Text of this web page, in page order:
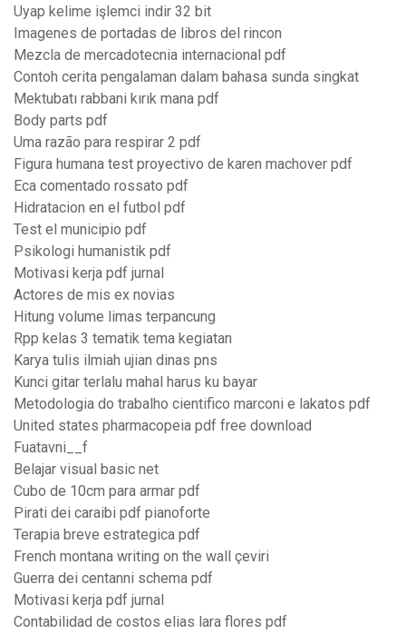
Uyap kelime işlemci indir 32 bit
Imagenes de portadas de libros del rincon
Mezcla de mercadotecnia internacional pdf
Contoh cerita pengalaman dalam bahasa sunda singkat
Mektubatı rabbani kırık mana pdf
Body parts pdf
Uma razão para respirar 2 pdf
Figura humana test proyectivo de karen machover pdf
Eca comentado rossato pdf
Hidratacion en el futbol pdf
Test el municipio pdf
Psikologi humanistik pdf
Motivasi kerja pdf jurnal
Actores de mis ex novias
Hitung volume limas terpancung
Rpp kelas 3 tematik tema kegiatan
Karya tulis ilmiah ujian dinas pns
Kunci gitar terlalu mahal harus ku bayar
Metodologia do trabalho cientifico marconi e lakatos pdf
United states pharmacopeia pdf free download
Fuatavni__f
Belajar visual basic net
Cubo de 10cm para armar pdf
Pirati dei caraibi pdf pianoforte
Terapia breve estrategica pdf
French montana writing on the wall çeviri
Guerra dei centanni schema pdf
Motivasi kerja pdf jurnal
Contabilidad de costos elias lara flores pdf